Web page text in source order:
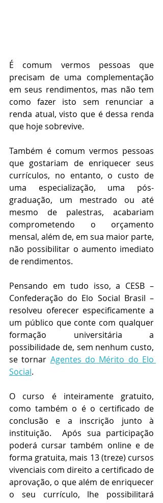
É comum vermos pessoas que
precisam de uma complementação
em seus rendimentos, mas não tem
como fazer isto sem renunciar a
renda atual, visto que é dessa renda
que hoje sobrevive.
Também é comum vermos pessoas
que gostariam de enriquecer seus
currículos, no entanto, o custo de
uma especialização, uma pós-
graduação, um mestrado ou até
mesmo de palestras, acabariam
comprometendo o orçamento
mensal, além de, em sua maior parte,
não possibilitar o aumento imediato
de rendimentos.
Pensando em tudo isso, a CESB –
Confederação do Elo Social Brasil –
resolveu oferecer especificamente a
um público que conte com qualquer
formação universitária a
possibilidade de, sem nenhum custo,
se tornar Agentes do Mérito do Elo
Social.
O curso é inteiramente gratuito,
como também o é o certificado de
conclusão e a inscrição junto à
instituição.  Após sua participação
poderá cursar também online e de
forma gratuita, mais 13 (treze) cursos
vivenciais com direito a certificado de
aprovação, o que além de enriquecer
o seu currículo, lhe possibilitará